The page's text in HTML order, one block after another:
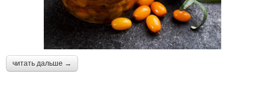
читать дальше →